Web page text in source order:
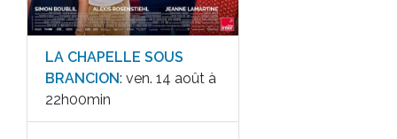
LA CHAPELLE SOUS
BRANCION: ven. 14 août à
22h00min